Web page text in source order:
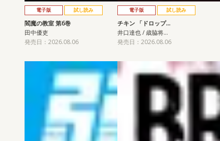
電子版 試し読み
閻魔の教室 第6巻
田中優吏
発売日：2026.08.06
電子版 試し読み
チキン 「ドロップ…
井口達也 / 歳脇将…
発売日：2026.08.06